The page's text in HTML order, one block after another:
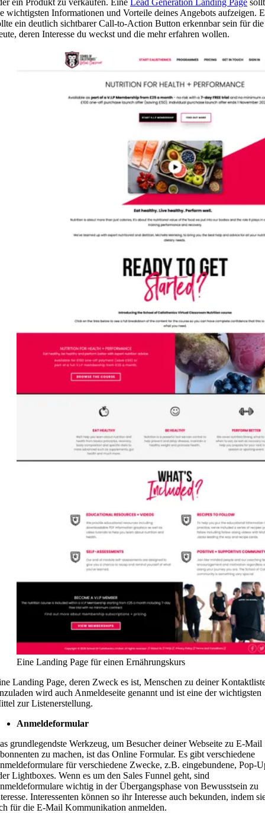
wichtigsten Informationen und Vorteile deines Angebots aufzeigen.
ein deutlich sichtbarer Call-to-Action Button erkennbar sein für die
deren Interesse du weckst und die mehr erfahren wollen.
Eine Landing Page für einen Ernährungskurs
Landing Page, deren Zweck es ist, Menschen zu deiner
wird auch Anmeldeseite genannt und ist eine der wichtigsten
zur Listenerstellung.
Anmeldeformular
grundlegendste Werkzeug, um Besucher deiner Webseite zu E-Mail
zu machen, ist das Online Formular. Es gibt verschiedene
für verschiedene Zwecke, z.B. eingebundene, Pop-
Lightboxes. Wenn es um den Sales Funnel geht, sind
wichtig in der Übergangsphase von Bewusstsein zu
Interessenten können so ihr Interesse auch bekunden, indem
für die E-Mail Kommunikation anmelden.